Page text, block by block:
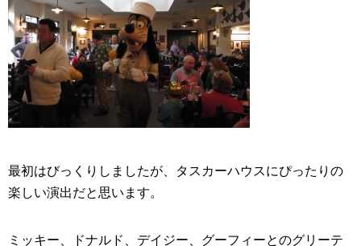
最初はびっくりしましたが、タスカーハウスにぴったりの
楽しい演出だと思います。
ミッキー、ドナルド、デイジー、グーフィーとのグリーテ